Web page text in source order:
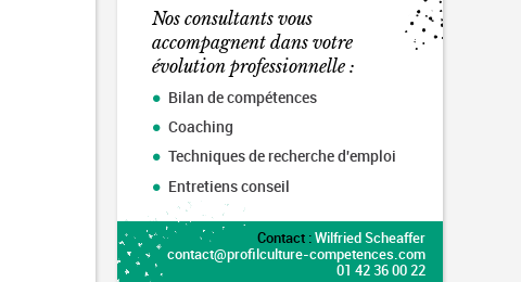
Nos consultants vous
accompagnent dans votre
évolution professionnelle :
Bilan de compétences
Coaching
Techniques de recherche d'emploi
Entretiens conseil
Contact :Wilfried Scheaffer
contact@profilculture-competences.com
01 42 36 00 22